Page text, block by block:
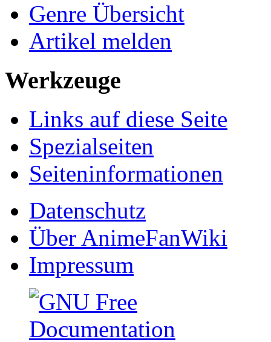
Genre Übersicht
Artikel melden
Werkzeuge
Links auf diese Seite
Spezialseiten
Seiten­informationen
Datenschutz
Über AnimeFanWiki
Impressum